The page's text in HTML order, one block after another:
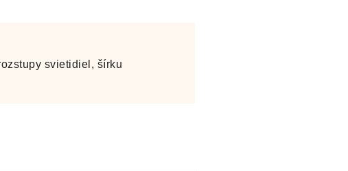
svietidiel, šírku